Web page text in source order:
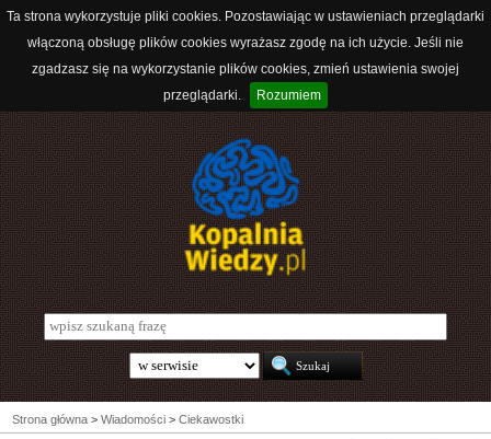
Ta strona wykorzystuje pliki cookies. Pozostawiając w ustawieniach przeglądarki
włączoną obsługę plików cookies wyrażasz zgodę na ich użycie. Jeśli nie
zgadzasz się na wykorzystanie plików cookies, zmień ustawienia swojej
przeglądarki.
Rozumiem
Strona główna > Wiadomości > Ciekawostki